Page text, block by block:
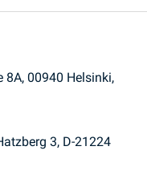
8A, 00940 Helsinki,
3, D-21224